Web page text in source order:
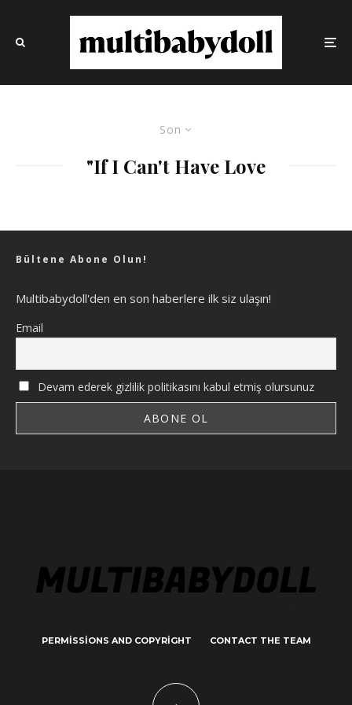
Son
"If I Can't Have Love
Bültene Abone Olun!
Multibabydoll'den en son haberlere ilk siz ulaşın!
Email
Devam ederek gizlilik politikasını kabul etmiş olursunuz
PERMISSIONS AND COPYRIGHT CONTACT THE TEAM